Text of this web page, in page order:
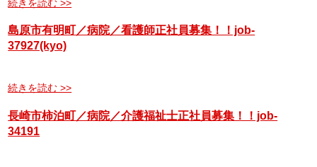
続きを読む >>
島原市有明町／病院／看護師正社員募集！！job-
37927(kyo)
続きを読む >>
長崎市柿泊町／病院／介護福祉士正社員募集！！job-
34191